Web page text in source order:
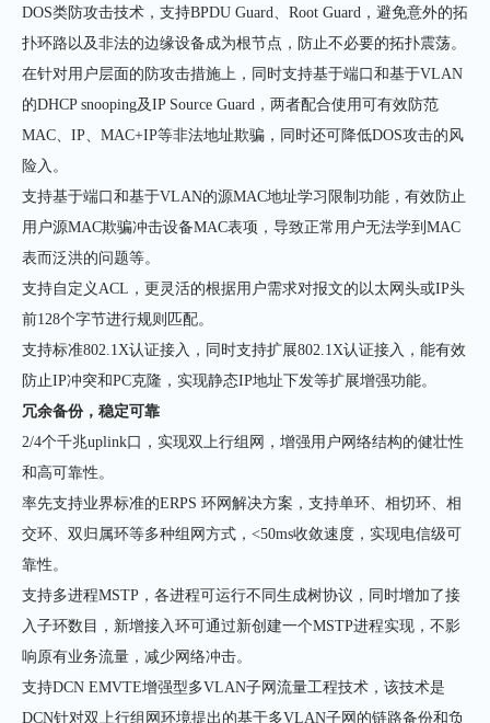
DOS类防攻击技术，支持BPDU Guard、Root Guard，避免意外的拓
扑环路以及非法的边缘设备成为根节点，防止不必要的拓扑震荡。
在针对用户层面的防攻击措施上，同时支持基于端口和基于VLAN
的DHCP snooping及IP Source Guard，两者配合使用可有效防范
MAC、IP、MAC+IP等非法地址欺骗，同时还可降低DOS攻击的风
险入。
支持基于端口和基于VLAN的源MAC地址学习限制功能，有效防止
用户源MAC欺骗冲击设备MAC表项，导致正常用户无法学到MAC
表而泛洪的问题等。
支持自定义ACL，更灵活的根据用户需求对报文的以太网头或IP头
前128个字节进行规则匹配。
支持标准802.1X认证接入，同时支持扩展802.1X认证接入，能有效
防止IP冲突和PC克隆，实现静态IP地址下发等扩展增强功能。
冗余备份，稳定可靠
2/4个千兆uplink口，实现双上行组网，增强用户网络结构的健壮性
和高可靠性。
率先支持业界标准的ERPS 环网解决方案，支持单环、相切环、相
交环、双归属环等多种组网方式，<50ms收敛速度，实现电信级可
靠性。
支持多进程MSTP，各进程可运行不同生成树协议，同时增加了接
入子环数目，新增接入环可通过新创建一个MSTP进程实现，不影
响原有业务流量，减少网络冲击。
支持DCN EMVTE增强型多VLAN子网流量工程技术，该技术是
DCN针对双上行组网环境提出的基于多VLAN子网的链路备份和负